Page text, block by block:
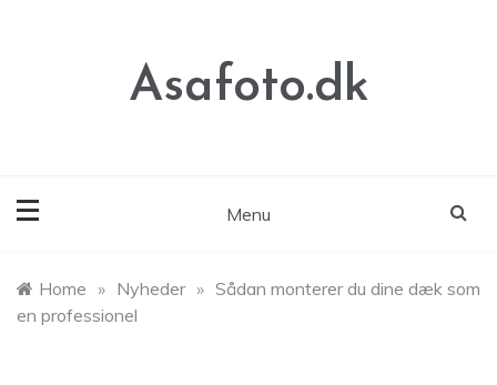
Asafoto.dk
Menu
Home » Nyheder » Sådan monterer du dine dæk som
en professionel